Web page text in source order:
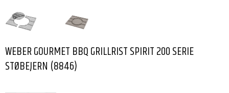
WEBER GOURMET BBQ GRILLRIST SPIRIT 200 SERIE
STØBEJERN (8846)